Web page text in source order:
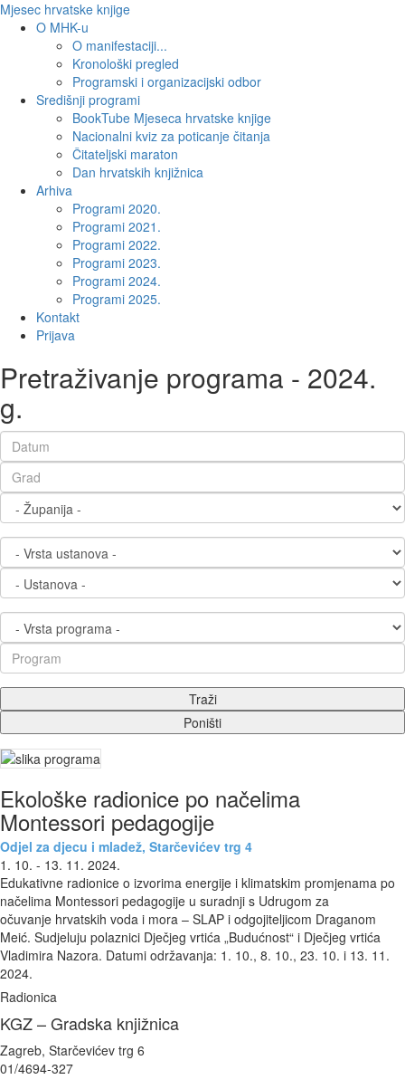
Mjesec hrvatske knjige
O MHK-u
O manifestaciji...
Kronološki pregled
Programski i organizacijski odbor
Središnji programi
BookTube Mjeseca hrvatske knjige
Nacionalni kviz za poticanje čitanja
Čitateljski maraton
Dan hrvatskih knjižnica
Arhiva
Programi 2020.
Programi 2021.
Programi 2022.
Programi 2023.
Programi 2024.
Programi 2025.
Kontakt
Prijava
Pretraživanje programa - 2024.
g.
Ekološke radionice po načelima
Montessori pedagogije
Odjel za djecu i mladež, Starčevićev trg 4
1. 10. - 13. 11. 2024.
Edukativne radionice o izvorima energije i klimatskim promjenama po
načelima Montessori pedagogije u suradnji s Udrugom za
očuvanje hrvatskih voda i mora – SLAP i odgojiteljicom Draganom
Meić. Sudjeluju polaznici Dječjeg vrtića „Budućnost“ i Dječjeg vrtića
Vladimira Nazora. Datumi održavanja: 1. 10., 8. 10., 23. 10. i 13. 11.
2024.
Radionica
KGZ – Gradska knjižnica
Zagreb, Starčevićev trg 6
01/4694-327